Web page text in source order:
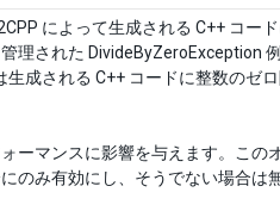
によって生成される C++ コー
理された DivideByZeroException
成される C++ コードに整数のゼ
ーマンスに影響を与えます。この
のみ有効にし、そうでない場合は